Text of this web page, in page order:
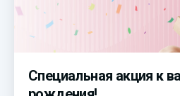
Специальная акция к